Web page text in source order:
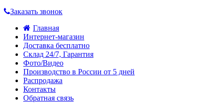
Заказать звонок
Главная
Интернет-магазин
Доставка бесплатно
Склад 24/7, Гарантия
Фото/Видео
Производство в России от 5 дней
Распродажа
Контакты
Обратная связь